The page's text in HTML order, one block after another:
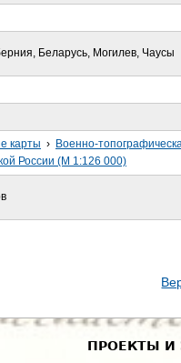
Беларусь, Могилев, Чаусы
карты › Военно-
России (М 1:126 000)
ПРОЕКТЫ И